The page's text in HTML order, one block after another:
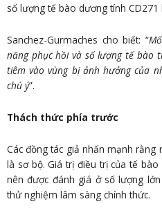
số lượng tế bào dương tính CD271
Sanchez-Gurmaches cho biết: “
năng phục hồi và số lượng tế bào
tiêm vào vùng bị ảnh hưởng của
chú ý”.
Thách thức phía trước
Các đồng tác giả nhấn mạnh
là sơ bộ. Giá trị điều trị của tế
nên được đánh giá ở số lượng
thử nghiệm lâm sàng chính thức.